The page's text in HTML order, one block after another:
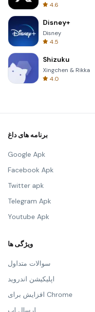
4.6
Disney+
Disney
4.5
Shizuku
Xingchen & Rikka
4.0
برنامه های داغ
Google Apk
Facebook Apk
Twitter apk
Telegram Apk
Youtube Apk
ویژگی ها
سوالات متداول
اپلیکیشن اندروید
افزایش برای Chrome
ارسال اپ